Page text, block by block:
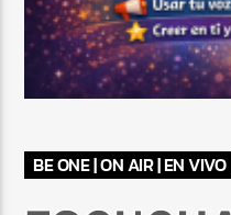
BE ONE | ON AIR | EN VIVO